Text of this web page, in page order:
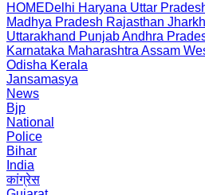
HOMEDelhi Haryana Uttar
Madhya Pradesh Rajasthan
Uttarakhand PunjabAndhra
Karnataka Maharashtra Assam
Odisha Kerala
Jansamasya
News
Bjp
National
Police
Bihar
India
कांग्रेस